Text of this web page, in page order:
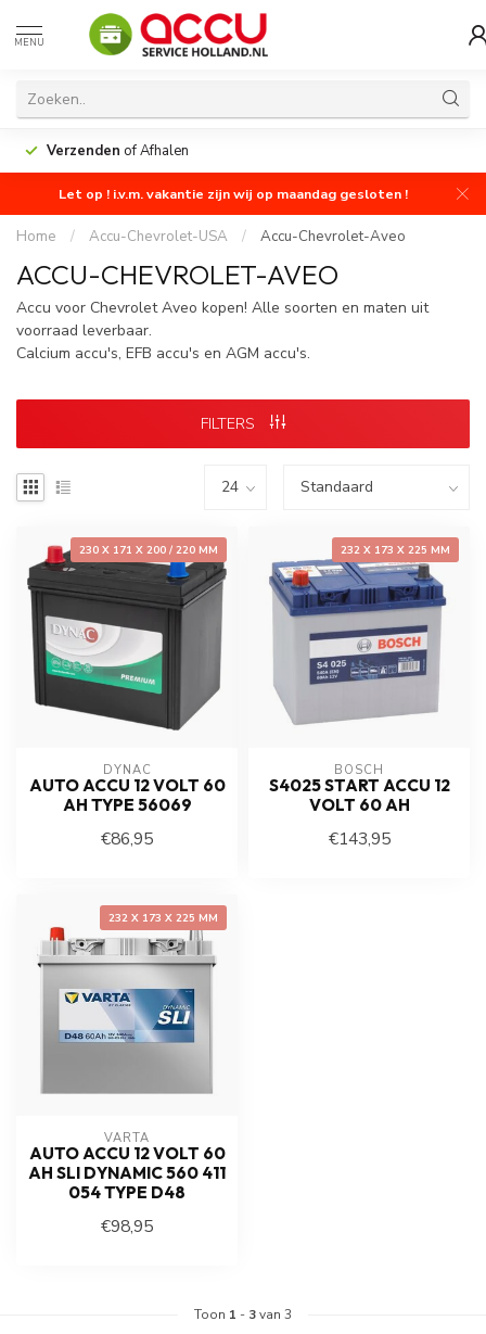
MENU
Verzenden of Afhalen
Let op ! i.v.m. vakantie zijn wij op maandag gesloten !
Home / Accu-Chevrolet-USA / Accu-Chevrolet-Aveo
ACCU-CHEVROLET-AVEO
Accu voor Chevrolet Aveo kopen! Alle soorten en maten uit
voorraad leverbaar.
Calcium accu's, EFB accu's en AGM accu's.
FILTERS
230 X 171 X 200 / 220 MM
DYNAC
AUTO ACCU 12 VOLT 60
AH TYPE 56069
€86,95
232 X 173 X 225 MM
BOSCH
S4025 START ACCU 12
VOLT 60 AH
€143,95
232 X 173 X 225 MM
VARTA
AUTO ACCU 12 VOLT 60
AH SLI DYNAMIC 560 411
054 TYPE D48
€98,95
Toon 1 - 3van 3